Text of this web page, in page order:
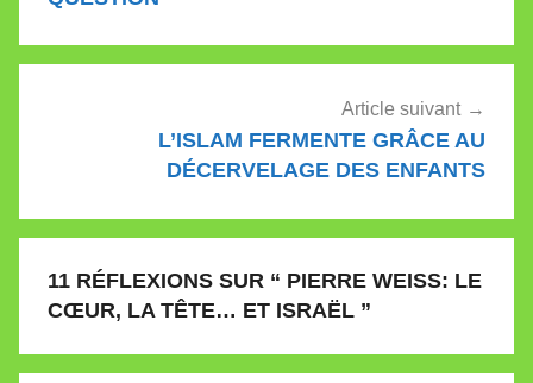
Article suivant
L’ISLAM FERMENTE GRÂCE AU
DÉCERVELAGE DES ENFANTS
11 RÉFLEXIONS SUR “ PIERRE WEISS: LE
CŒUR, LA TÊTE… ET ISRAËL ”